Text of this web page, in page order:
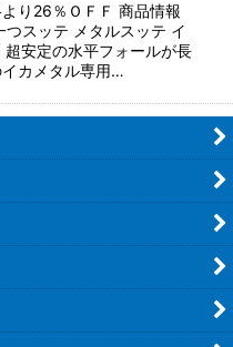
り26％ＯＦＦ 商品情報
スッテ メタルスッテ イ
安定の水平フォールが長
イカメタル専用…